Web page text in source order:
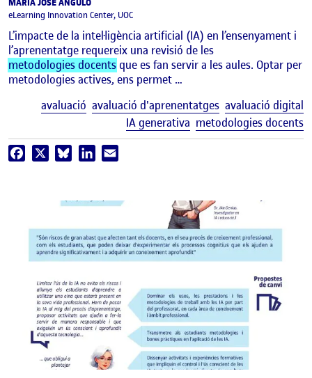
MARIA JOSÉ ANGULO
eLearning Innovation Center, UOC
L’impacte de la intel·ligència artificial (IA) en l’ensenyament i
l’aprenentatge requereix una revisió de les
metodologies docents que es fan servir a les aules. Optar per
metodologies actives, ens permet …
avaluació avaluació d'aprenentatges avaluació digital
IA generativa metodologies docents
Facebook BlueskyLinkedIn